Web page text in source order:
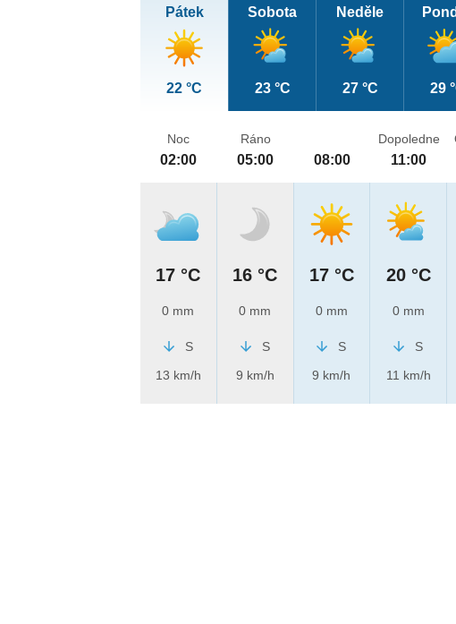
Pátek
22 °C
Sobota
23 °C
Neděle
27 °C 29
Noc
02:00
17 °C
0 mm
S
13 km/h
Ráno
05:00
16 °C
0 mm
S
9 km/h
08:00
17 °C
0 mm
S
9 km/h
Dopoledne
11:00
20 °C
0 mm
S
11 km/h